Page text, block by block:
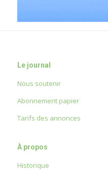
Le journal
Nous soutenir
Abonnement papier
Tarifs des annonces
À propos
Historique